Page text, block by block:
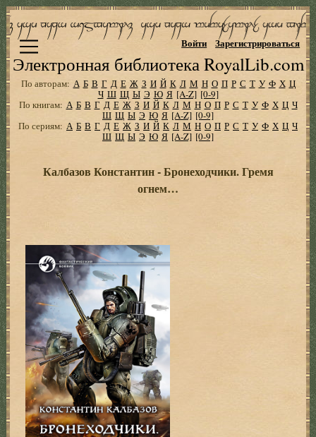
Электронная библиотека RoyalLib.com
Войти Зарегистрироваться
По авторам: А Б В Г Д Е Ж З И Й К Л М Н О П Р С Т У Ф Х Ц
Ч Ш Щ Ы Э Ю Я [A-Z] [0-9]
По книгам: А Б В Г Д Е Ж З И Й К Л М Н О П Р С Т У Ф Х Ц Ч
Ш Щ Ы Э Ю Я [A-Z] [0-9]
По сериям: А Б В Г Д Е Ж З И Й К Л М Н О П Р С Т У Ф Х Ц Ч
Ш Щ Ы Э Ю Я [A-Z] [0-9]
Калбазов Константин - Бронеходчики. Гремя
огнем…